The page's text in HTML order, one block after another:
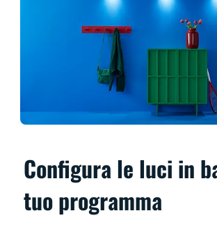
Configura le luci in
tuo programma